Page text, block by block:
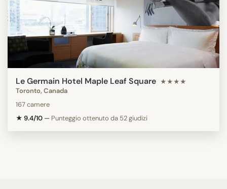
Le Germain Hotel Maple Leaf Square ★★★★
Toronto, Canada
167 camere
★ 9.4/10 — Punteggio ottenuto da 52 giudizi